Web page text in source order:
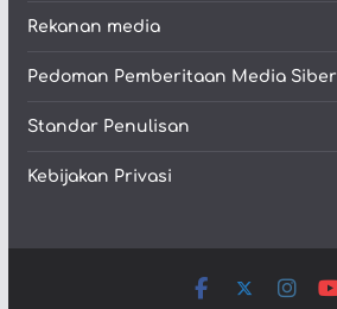
Rekanan media
Pedoman Pemberitaan Media Siber
Standar Penulisan
Kebijakan Privasi